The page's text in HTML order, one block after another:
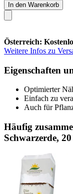
In den Warenkorb
Österreich:
Weitere Infos zu
Eigenschaften
Optimierter
Einfach zu
Auch für
Häufig
Schwarzerde,